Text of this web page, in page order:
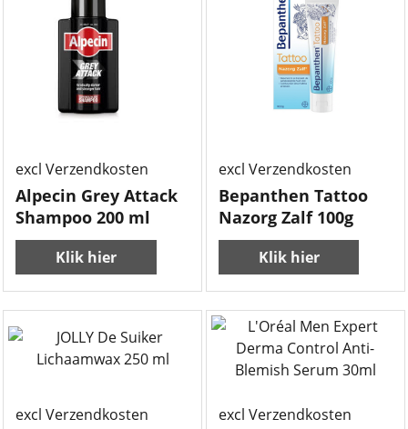
excl Verzendkosten
Alpecin Grey Attack
Shampoo 200 ml
Klik hier
excl Verzendkosten
Bepanthen Tattoo
Nazorg Zalf 100g
Klik hier
excl Verzendkosten excl Verzendkosten